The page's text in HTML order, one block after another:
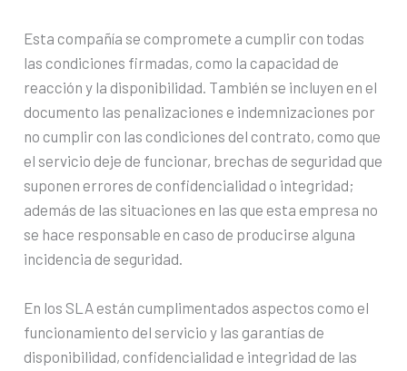
Esta compañía se compromete a cumplir con todas
las condiciones firmadas, como la capacidad de
reacción y la disponibilidad. También se incluyen en el
documento las penalizaciones e indemnizaciones por
no cumplir con las condiciones del contrato, como que
el servicio deje de funcionar, brechas de seguridad que
suponen errores de confidencialidad o integridad;
además de las situaciones en las que esta empresa no
se hace responsable en caso de producirse alguna
incidencia de seguridad.
En los SLA están cumplimentados aspectos como el
funcionamiento del servicio y las garantías de
disponibilidad, confidencialidad e integridad de las